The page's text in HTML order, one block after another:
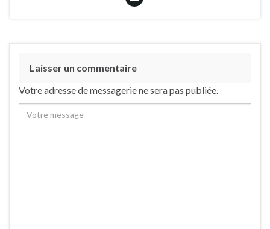
Laisser un commentaire
Votre adresse de messagerie ne sera pas publiée.